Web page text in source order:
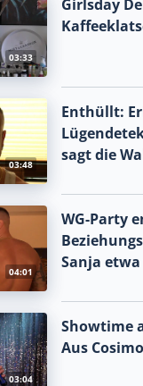
03:33
Girlsday
03:48
Enthüllt:
sagt die
04:01
WG-Party
Sanja
03:04
Showtime
Aus